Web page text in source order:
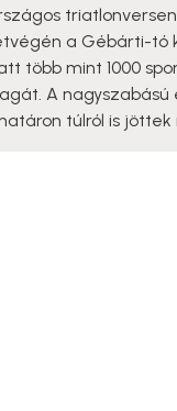
a Gébárti-tó
több mint 1000
A
túlról is jöttek